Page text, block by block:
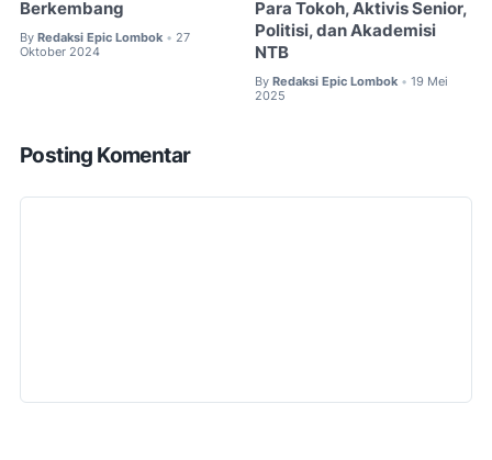
Berkembang
By Redaksi Epic Lombok • 27
Oktober 2024
Para Tokoh, Aktivis Senior,
Politisi, dan Akademisi
NTB
By Redaksi Epic Lombok • 19 Mei
2025
Posting Komentar